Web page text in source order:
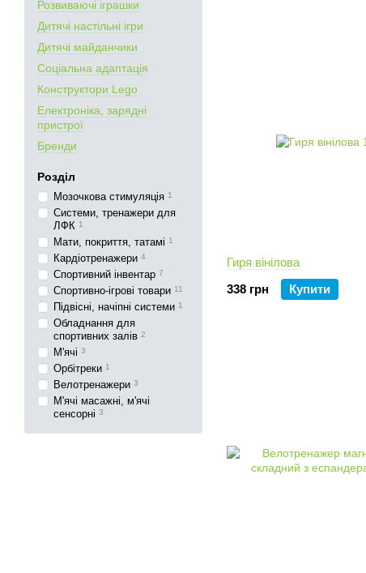
Гиря вінілова
338 грн
Купити
Розвиваючі іграшки
Дитячі настільні ігри
Дитячі майданчики
Соціальна адаптація
Конструктори Lego
Електроніка, зарядні
пристрої
Бренди
Розділ
Мозочкова стимуляція 1
Системи, тренажери для
ЛФК 1
Мати, покриття, татамі 1
Кардіотренажери 4
Спортивний інвентар 7
Спортивно-ігрові товари 11
Підвісні, начіпні системи 1
Обладнання для
спортивних залів 2
М'ячі 3
Орбітреки 1
Велотренажери 3
М'ячі масажні, м'ячі
сенсорні 3